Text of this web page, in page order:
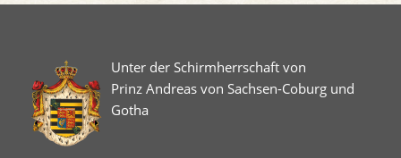
Unter der Schirmherrschaft von
Prinz Andreas von Sachsen-Coburg und
Gotha